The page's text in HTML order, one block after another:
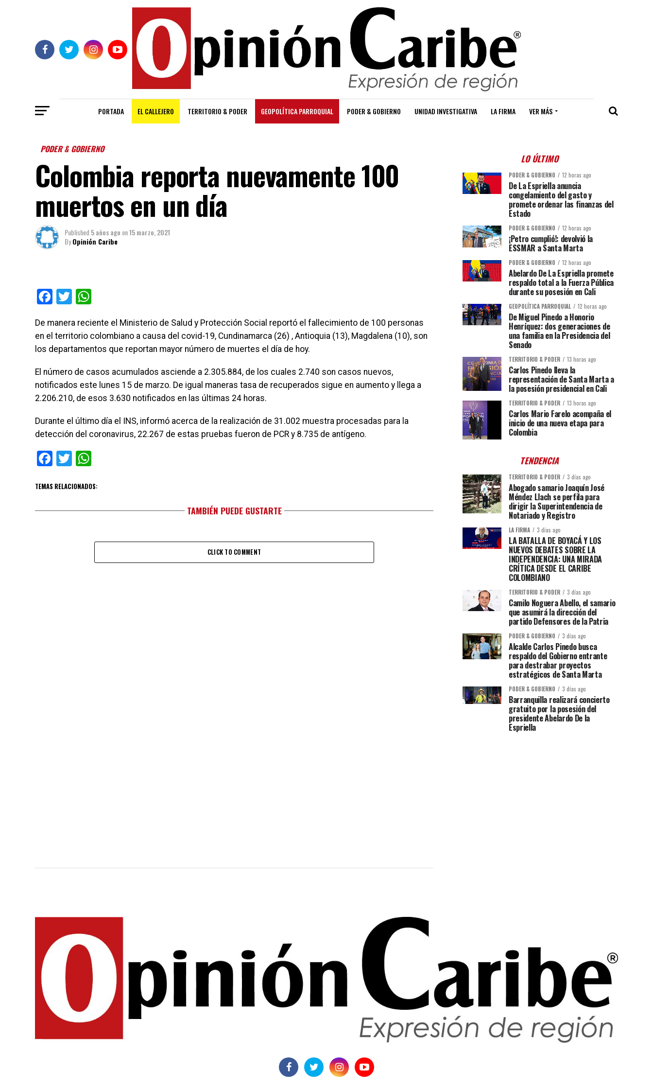
PORTADA EL CALLEJERO TERRITORIO & PODER GEOPOLÍTICA PARROQUIAL PODER & GOBIERNO UNIDAD INVESTIGATIVA LA FIRMA VER MÁS
PODER & GOBIERNO
Colombia reporta nuevamente 100
muertos en un día
Published 5 años ago on15 marzo, 2021
ByOpinión Caribe
Facebook
Twitter
De manera reciente el Ministerio de Salud y Protección Social reportó el fallecimiento de 100 personas
en el territorio colombiano a causa del covid-19, Cundinamarca (26) , Antioquia (13), Magdalena (10), son
los departamentos que reportan mayor número de muertes el día de hoy.
El número de casos acumulados asciende a 2.305.884, de los cuales 2.740 son casos nuevos,
notificados este lunes 15 de marzo. De igual maneras tasa de recuperados sigue en aumento y llega a
2.206.210, de esos 3.630 notificados en las últimas 24 horas.
Durante el último día el INS, informó acerca de la realización de 31.002 muestra procesadas para la
detección del coronavirus, 22.267 de estas pruebas fueron de PCR y 8.735 de antígeno.
Facebook
Twitter
TEMAS RELACIONADOS:
TAMBIÉN PUEDE GUSTARTE
CLICK TO COMMENT
LO ÚLTIMO
PODER & GOBIERNO 12 horas ago
De La Espriella anuncia
congelamiento del gasto y
promete ordenar las finanzas del
Estado
PODER & GOBIERNO 12 horas ago
¡Petro cumplió!: devolvió la
ESSMAR a Santa Marta
PODER & GOBIERNO 12 horas ago
Abelardo De La Espriella promete
respaldo total a la Fuerza Pública
durante su posesión en Cali
GEOPOLÍTICA PARROQUIAL 12 horas ago
De Miguel Pinedo a Honorio
Henríquez: dos generaciones de
una familia en la Presidencia del
Senado
TERRITORIO & PODER 13 horas ago
Carlos Pinedo lleva la
representación de Santa Marta a
la posesión presidencial en Cali
TERRITORIO & PODER 13 horas ago
Carlos Mario Farelo acompaña el
inicio de una nueva etapa para
Colombia
TENDENCIA
TERRITORIO & PODER 3 días ago
Abogado samario Joaquín José
Méndez Llach se perfila para
dirigir la Superintendencia de
Notariado y Registro
LA FIRMA 3 días ago
LA BATALLA DE BOYACÁ Y LOS
NUEVOS DEBATES SOBRE LA
INDEPENDENCIA: UNA MIRADA
CRÍTICA DESDE EL CARIBE
COLOMBIANO
TERRITORIO & PODER 3 días ago
Camilo Noguera Abello, el samario
que asumirá la dirección del
partido Defensores de la Patria
PODER & GOBIERNO 3 días ago
Alcalde Carlos Pinedo busca
respaldo del Gobierno entrante
para destrabar proyectos
estratégicos de Santa Marta
PODER & GOBIERNO 3 días ago
Barranquilla realizará concierto
gratuito por la posesión del
presidente Abelardo De la
Espriella